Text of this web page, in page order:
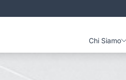
Chi Siamo